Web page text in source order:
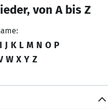
von A bis Z
I J K L M N O P
W X Y Z